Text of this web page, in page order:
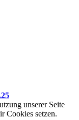
unserer Seite
Cookies setzen.